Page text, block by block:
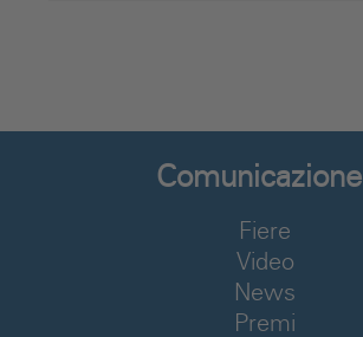
Comunicazione
Fiere
Video
News
Premi